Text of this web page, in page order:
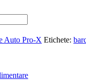
Auto Pro-X Etichete: